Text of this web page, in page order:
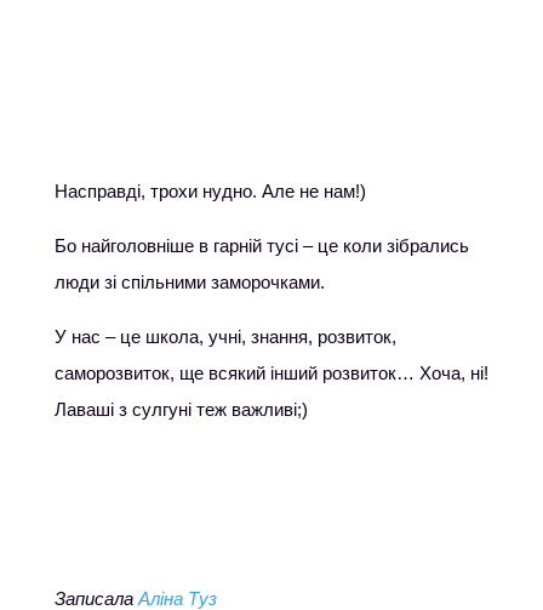
Насправді, трохи нудно. Але не нам!)
Бо найголовніше в гарній тусі – це коли зібрались
люди зі спільними заморочками.
У нас – це школа, учні, знання, розвиток,
саморозвиток, ще всякий інший розвиток… Хоча, ні!
Лаваші з сулгуні теж важливі;)
Записала Аліна Туз